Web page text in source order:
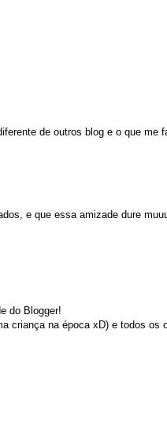
de outros blog e o que me
e que essa amizade dure
do Blogger!
criança na época xD) e todos os